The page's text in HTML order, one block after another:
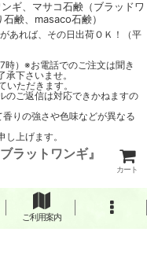
ギ、マサコ石鹸（ブラッドワ
鹸、masaco石鹸）
あれば、その日出荷ＯＫ！（平
時）※お電話でのご注文は聞き
下さいませ。
ただきます。
のご返信は対応できかねますの
りの強さや色味などが異なる
上げます。
ラットワンギ』
カート
ご利用案内